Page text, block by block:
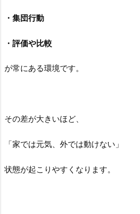
・集団行動
・評価や比較
が常にある環境です。
その差が大きいほど、
「家では元気、外では動けない」
状態が起こりやすくなります。